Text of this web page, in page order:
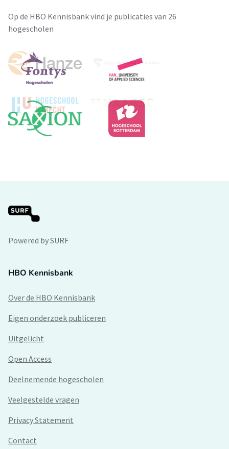
Op de HBO Kennisbank vind je publicaties van 26
hogescholen
Powered by SURF
HBO Kennisbank
Over de HBO Kennisbank
Eigen onderzoek publiceren
Uitgelicht
Open Access
Deelnemende hogescholen
Veelgestelde vragen
Privacy Statement
Contact